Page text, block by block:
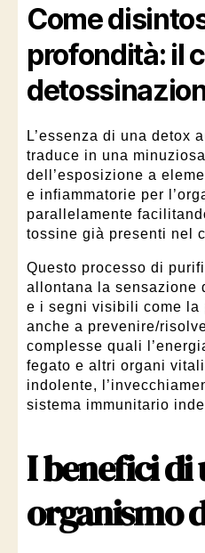
Come
profondità: il
L’essenza di una detox
traduce in una
dell’esposizione a
e infiammatorie per
parallelamente
tossine già presenti nel
Questo processo di
allontana la sensazione
e i segni visibili come la
anche a prevenire/
complesse quali
fegato e altri organi
indolente,
sistema immunitario
I benefici di
organismo